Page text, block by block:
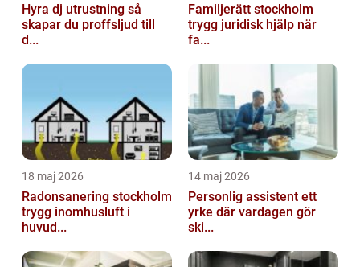
Hyra dj utrustning så
skapar du proffsljud till
d...
Familjerätt stockholm
trygg juridisk hjälp när
fa...
18 maj 2026
Radonsanering stockholm
trygg inomhusluft i
huvud...
14 maj 2026
Personlig assistent ett
yrke där vardagen gör
ski...